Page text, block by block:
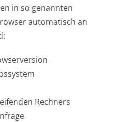
in so genannten
automatisch an
Rechners